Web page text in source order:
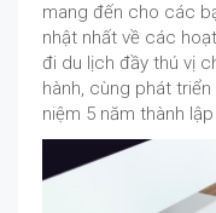
mang đến cho các
nhật nhất về các
đi du lịch đầy thú vị
hành, cùng phát
niệm 5 năm thành